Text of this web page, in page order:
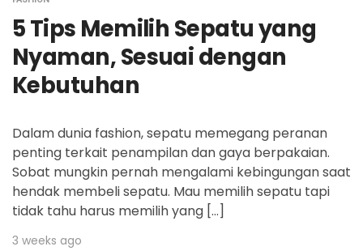
5 Tips Memilih Sepatu yang
Nyaman, Sesuai dengan
Kebutuhan
Dalam dunia fashion, sepatu memegang peranan
penting terkait penampilan dan gaya berpakaian.
Sobat mungkin pernah mengalami kebingungan saat
hendak membeli sepatu. Mau memilih sepatu tapi
tidak tahu harus memilih yang […]
3 weeks ago